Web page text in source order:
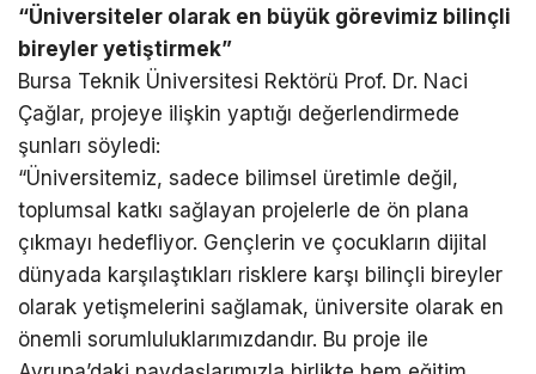
“Üniversiteler olarak en büyük görevimiz bilinçli
bireyler yetiştirmek”
Bursa Teknik Üniversitesi Rektörü Prof. Dr. Naci
Çağlar, projeye ilişkin yaptığı değerlendirmede
şunları söyledi:
“Üniversitemiz, sadece bilimsel üretimle değil,
toplumsal katkı sağlayan projelerle de ön plana
çıkmayı hedefliyor. Gençlerin ve çocukların dijital
dünyada karşılaştıkları risklere karşı bilinçli bireyler
olarak yetişmelerini sağlamak, üniversite olarak en
önemli sorumluluklarımızdandır. Bu proje ile